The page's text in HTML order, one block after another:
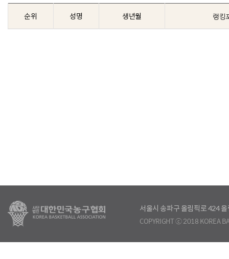
순위 성명 생년월 랭킹
서울시 송파구 올림픽로 424
COPYRIGHT ⓒ 2018 KOREA